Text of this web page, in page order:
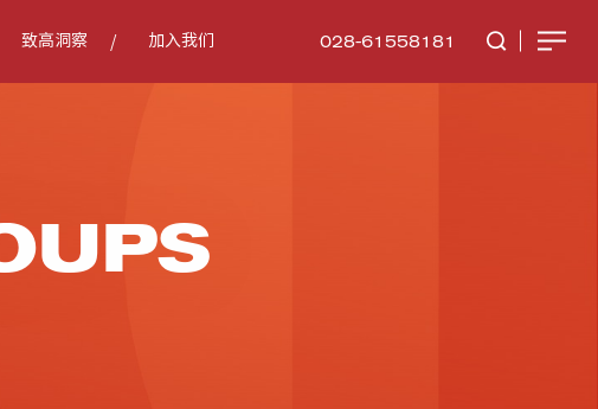
致高洞察 加入我们 028-61558181